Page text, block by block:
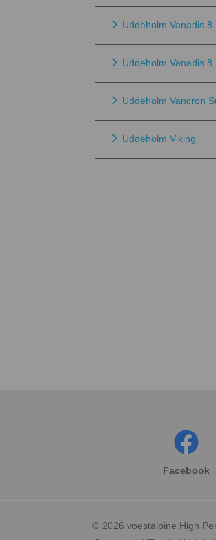
Uddeholm Vanadis 8
Uddeholm Vanadis 8
Uddeholm Vancron
Uddeholm Viking
Facebook
© 2026 voestalpine High